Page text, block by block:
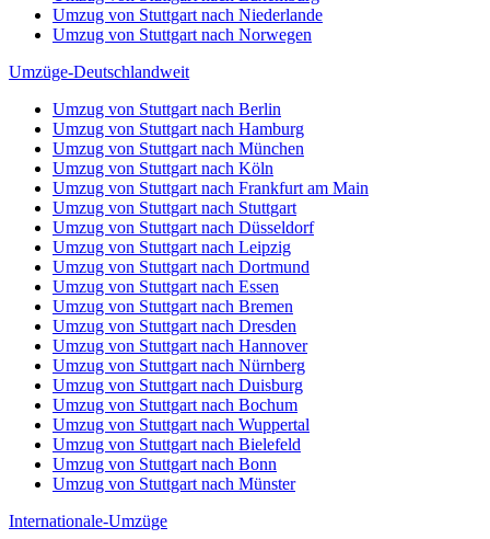
Umzug von Stuttgart nach Niederlande
Umzug von Stuttgart nach Norwegen
Umzüge-Deutschlandweit
Umzug von Stuttgart nach Berlin
Umzug von Stuttgart nach Hamburg
Umzug von Stuttgart nach München
Umzug von Stuttgart nach Köln
Umzug von Stuttgart nach Frankfurt am Main
Umzug von Stuttgart nach Stuttgart
Umzug von Stuttgart nach Düsseldorf
Umzug von Stuttgart nach Leipzig
Umzug von Stuttgart nach Dortmund
Umzug von Stuttgart nach Essen
Umzug von Stuttgart nach Bremen
Umzug von Stuttgart nach Dresden
Umzug von Stuttgart nach Hannover
Umzug von Stuttgart nach Nürnberg
Umzug von Stuttgart nach Duisburg
Umzug von Stuttgart nach Bochum
Umzug von Stuttgart nach Wuppertal
Umzug von Stuttgart nach Bielefeld
Umzug von Stuttgart nach Bonn
Umzug von Stuttgart nach Münster
Internationale-Umzüge